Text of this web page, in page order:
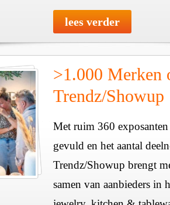
lees verder
>1.000 Merken
Trendz/Showup
Met ruim 360
gevuld en het aantal
Trendz/Showup brengt
samen van aanbieders in